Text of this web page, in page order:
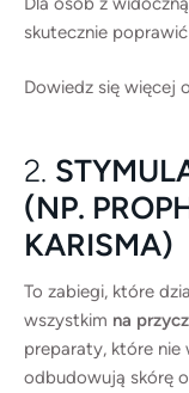
skutecznie
Dowiedz się więcej o
2.
(NP.
KARISMA)
To zabiegi, które
wszystkim na
preparaty, które nie
odbudowują skórę